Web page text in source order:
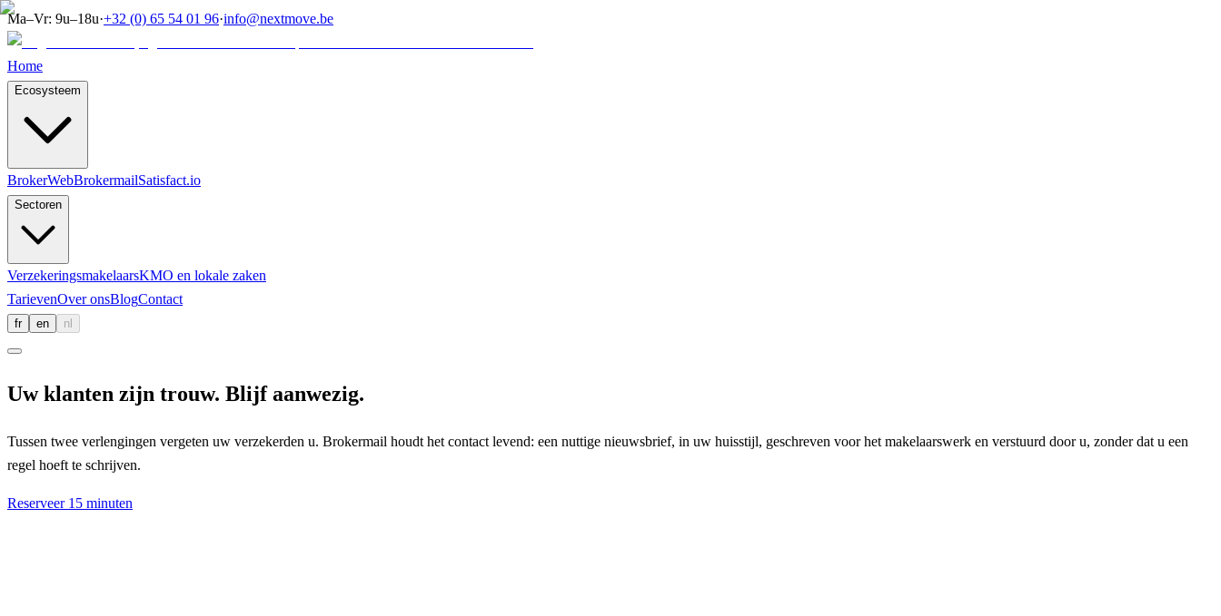
Ma–Vr: 9u–18u·+32 (0) 65 54 01 96·info@nextmove.be
Home
Ecosysteem
BrokerWebBrokermailSatisfact.io
Sectoren
VerzekeringsmakelaarsKMO en lokale zaken
TarievenOver onsBlogContact
fr en nl
Uw klanten zijn trouw. Blijf aanwezig.
Tussen twee verlengingen vergeten uw verzekerden u. Brokermail houdt het contact levend: een nuttige nieuwsbrief, in uw huisstijl, geschreven voor het makelaarswerk en verstuurd door u, zonder dat u een
regel hoeft te schrijven.
Reserveer 15 minuten